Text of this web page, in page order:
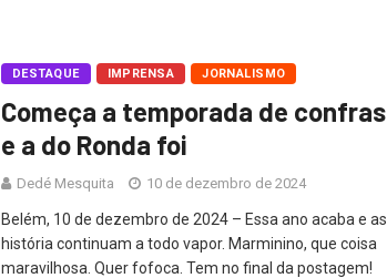
DESTAQUE IMPRENSA JORNALISMO
Começa a temporada de confras
e a do Ronda foi
Dedé Mesquita 10 de dezembro de 2024
Belém, 10 de dezembro de 2024 – Essa ano acaba e as
história continuam a todo vapor. Marminino, que coisa
maravilhosa. Quer fofoca. Tem no final da postagem!